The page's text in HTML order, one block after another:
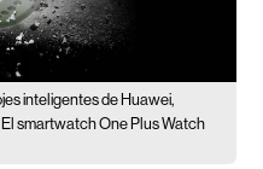
inteligentes de Huawei,
El smartwatch One Plus Watch